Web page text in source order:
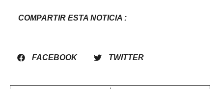
COMPARTIR ESTA NOTICIA :
FACEBOOK TWITTER